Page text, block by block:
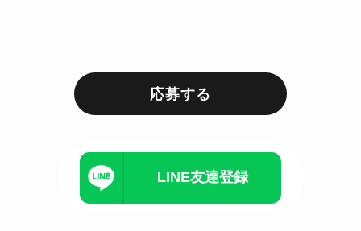
応募する
LINE友達登録